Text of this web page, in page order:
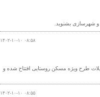
و شهرسازی بشنوید.
۱۴۰۲-۱۰-۱۰ ۰۸:۵۸
گفت: در حال حاضر در استان اردبیل پنج هزار و ۸۰۰ واحد تسهیلات طرح ویژه مسکن روستایی افتتاح شده و
۱۴۰۲-۱۰-۱۰ ۰۸:۵۵